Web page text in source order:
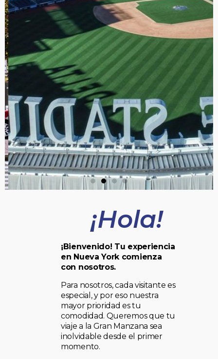
¡Hola!
¡Bienvenido! Tu experiencia
en Nueva York comienza
con nosotros.
Para nosotros, cada visitante es
especial, y por eso nuestra
mayor prioridad es tu
comodidad. Queremos que tu
viaje a la Gran Manzana sea
inolvidable desde el primer
momento.